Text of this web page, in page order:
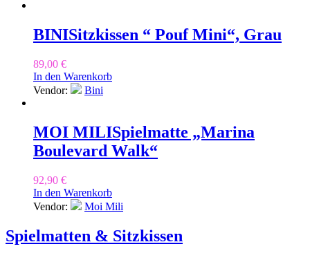
BINISitzkissen “ Pouf Mini“, Grau
89,00 €
In den Warenkorb
Vendor:
Bini
MOI MILISpielmatte „Marina
Boulevard Walk“
92,90 €
In den Warenkorb
Vendor:
Moi Mili
Spielmatten & Sitzkissen